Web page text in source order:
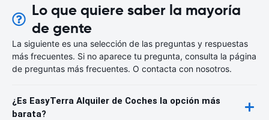
Lo que quiere saber la mayoría
de gente
La siguiente es una selección de las preguntas y respuestas
más frecuentes. Si no aparece tu pregunta, consulta la página
de preguntas más frecuentes. O contacta con nosotros.
¿Es EasyTerra Alquiler de Coches la opción más
barata?